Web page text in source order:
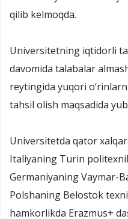
qilib kelmoqda.
Universitetning iqtidorli
davomida talabalar
reytingida yuqori
tahsil olish maqsadida
Universitetda qator
Italiyaning Turin
Germaniyaning Vaymar-
Polshaning Belostok
hamkorlikda Erazmus+